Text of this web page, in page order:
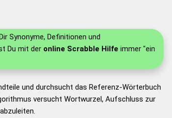
Synonyme, Definitionen und
Du mit der online Scrabble Hilfe immer "ein
und durchsucht das Referenz-Wörterbuch
versucht Wortwurzel, Aufschluss zur